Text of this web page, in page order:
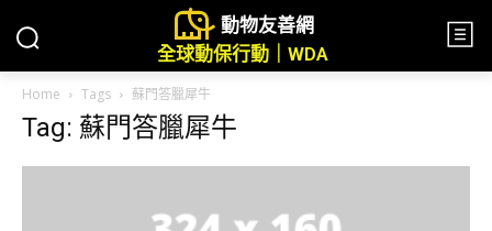
動物友善網
全球動保行動｜WDA
Home Tags 蘇門答臘犀牛
Tag: 蘇門答臘犀牛